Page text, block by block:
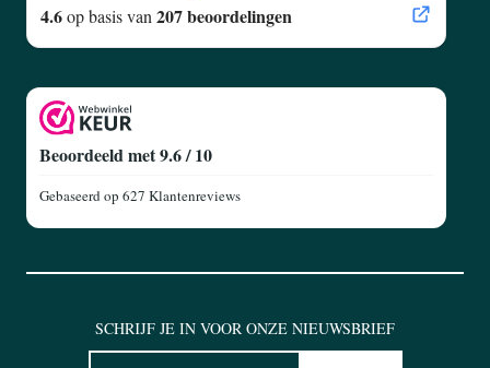
4.6op basis van 207 beoordelingen
Beoordeeld met 9.6 / 10
Gebaseerd op 627 Klantenreviews
SCHRIJF JE IN VOOR ONZE NIEUWSBRIEF